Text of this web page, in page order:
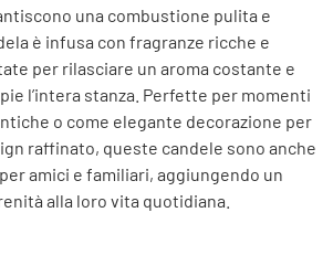
una combustione pulita e
è infusa con fragranze ricche e
per rilasciare un aroma costante e
l’intera stanza. Perfette per momenti
o come elegante decorazione per
raffinato, queste candele sono anche
amici e familiari, aggiungendo un
alla loro vita quotidiana.